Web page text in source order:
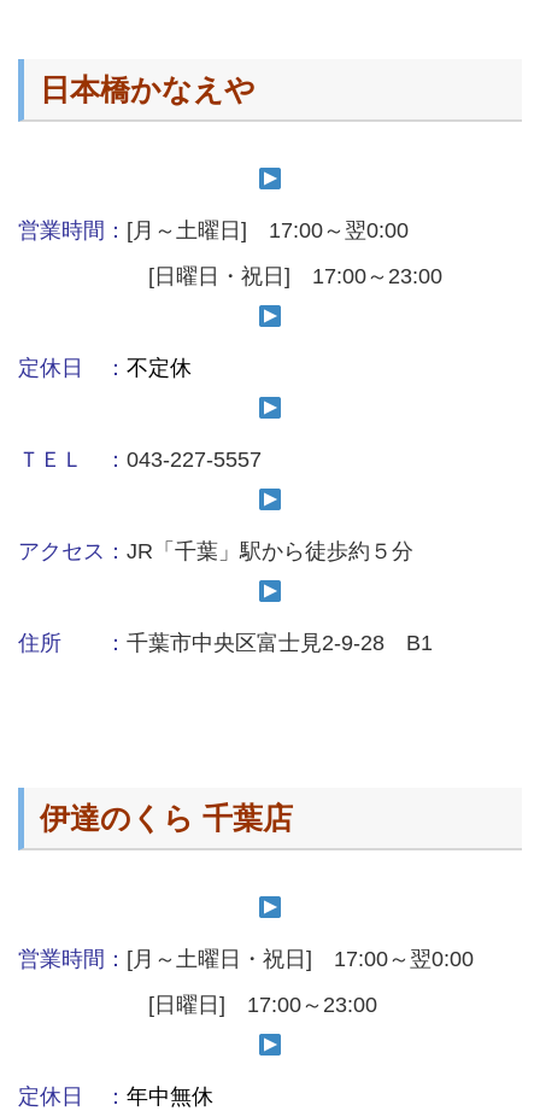
日本橋かなえや
営業時間： [月～土曜日] 17:00～翌0:00
[日曜日・祝日] 17:00～23:00
定休日 ： 不定休
ＴＥＬ ： 043-227-5557
アクセス： JR「千葉」駅から徒歩約５分
住所 ： 千葉市中央区富士見2-9-28 B1
伊達のくら 千葉店
営業時間： [月～土曜日・祝日] 17:00～翌0:00
[日曜日] 17:00～23:00
定休日 ： 年中無休